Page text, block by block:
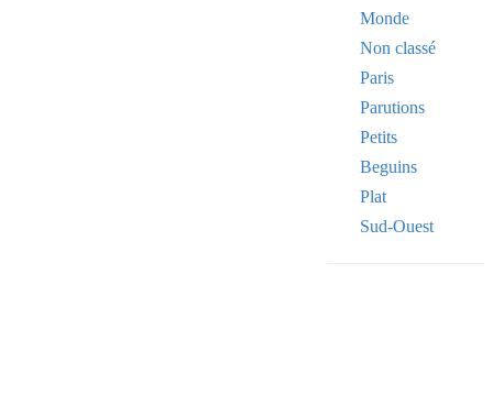
Monde
Non classé
Paris
Parutions
Petits
Beguins
Plat
Sud-Ouest